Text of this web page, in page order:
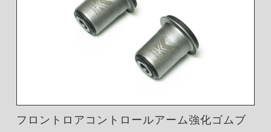
フロントロアコントロールアーム強化ゴムブ